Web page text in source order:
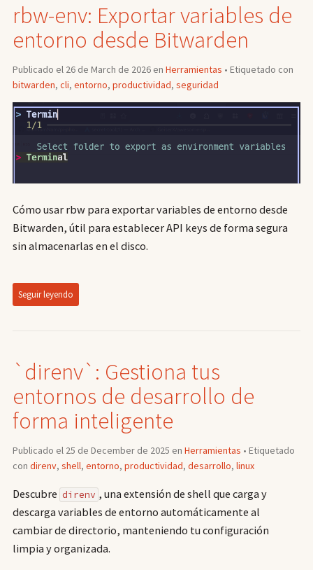
rbw-env: Exportar variables de
entorno desde Bitwarden
Publicado el 26 de March de 2026 en Herramientas • Etiquetado con
bitwarden, cli, entorno, productividad, seguridad
Cómo usar rbw para exportar variables de entorno desde
Bitwarden, útil para establecer API keys de forma segura
sin almacenarlas en el disco.
Seguir leyendo
`direnv`: Gestiona tus
entornos de desarrollo de
forma inteligente
Publicado el 25 de December de 2025 en Herramientas • Etiquetado
con direnv, shell, entorno, productividad, desarrollo, linux
Descubre direnv , una extensión de shell que carga y
descarga variables de entorno automáticamente al
cambiar de directorio, manteniendo tu configuración
limpia y organizada.